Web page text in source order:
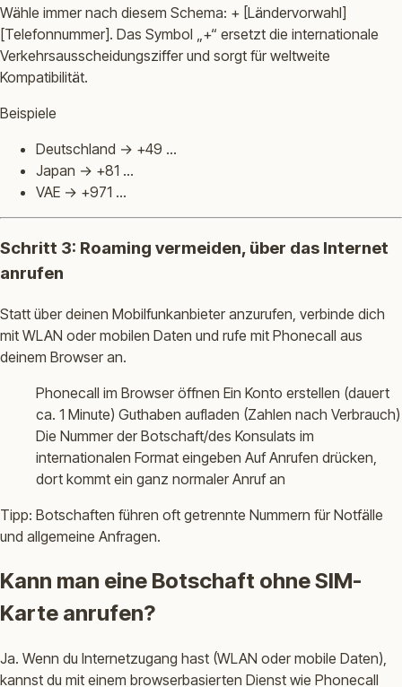
Wähle immer nach diesem Schema: + [Ländervorwahl]
[Telefonnummer]. Das Symbol „+“ ersetzt die internationale
Verkehrsausscheidungsziffer und sorgt für weltweite
Kompatibilität.
Beispiele
Deutschland → +49 …
Japan → +81 …
VAE → +971 …
Schritt 3: Roaming vermeiden, über das Internet
anrufen
Statt über deinen Mobilfunkanbieter anzurufen, verbinde dich
mit WLAN oder mobilen Daten und rufe mit Phonecall aus
deinem Browser an.
Phonecall im Browser öffnen Ein Konto erstellen (dauert
ca. 1 Minute) Guthaben aufladen (Zahlen nach Verbrauch)
Die Nummer der Botschaft/des Konsulats im
internationalen Format eingeben Auf Anrufen drücken,
dort kommt ein ganz normaler Anruf an
Tipp: Botschaften führen oft getrennte Nummern für Notfälle
und allgemeine Anfragen.
Kann man eine Botschaft ohne SIM-
Karte anrufen?
Ja. Wenn du Internetzugang hast (WLAN oder mobile Daten),
kannst du mit einem browserbasierten Dienst wie Phonecall